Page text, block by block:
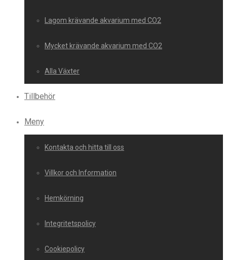
Lagom krävande akvarium med CO2
Mycket krävande akvarium med CO2
Alla Växter
Tillbehör
Meny
Kontakta och hitta till oss
Villkor och Information
Hemkörning
Integritetspolicy
Cookiepolicy